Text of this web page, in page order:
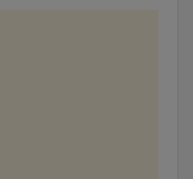
:
1x prístelka
pohovka.